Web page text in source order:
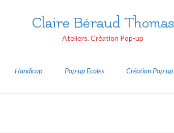
Claire Béraud Thomas
Ateliers, Création Pop-up
Handicap Pop-up Ecoles Création Pop-up